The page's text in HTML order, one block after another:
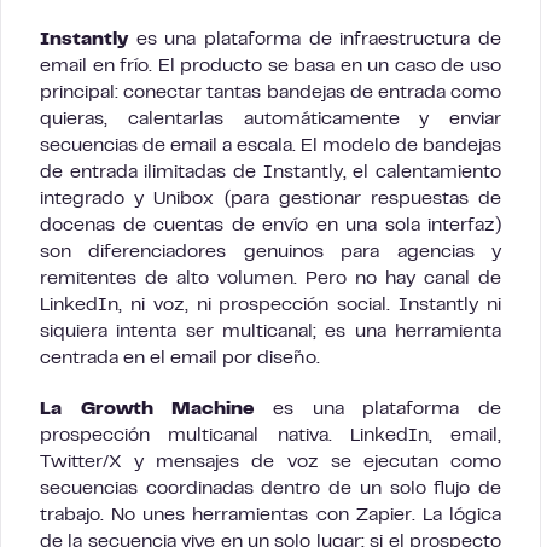
Instantlyes una plataforma de infraestructura de
email en frío. El producto se basa en un caso de uso
principal: conectar tantas bandejas de entrada como
quieras, calentarlas automáticamente y enviar
secuencias de email a escala. El modelo de bandejas
de entrada ilimitadas de Instantly, el calentamiento
integrado y Unibox (para gestionar respuestas de
docenas de cuentas de envío en una sola interfaz)
son diferenciadores genuinos para agencias y
remitentes de alto volumen. Pero no hay canal de
LinkedIn, ni voz, ni prospección social. Instantly ni
siquiera intenta ser multicanal; es una herramienta
centrada en el email por diseño.
La Growth Machine es una plataforma de
prospección multicanal nativa. LinkedIn, email,
Twitter/X y mensajes de voz se ejecutan como
secuencias coordinadas dentro de un solo flujo de
trabajo. No unes herramientas con Zapier. La lógica
de la secuencia vive en un solo lugar: si el prospecto